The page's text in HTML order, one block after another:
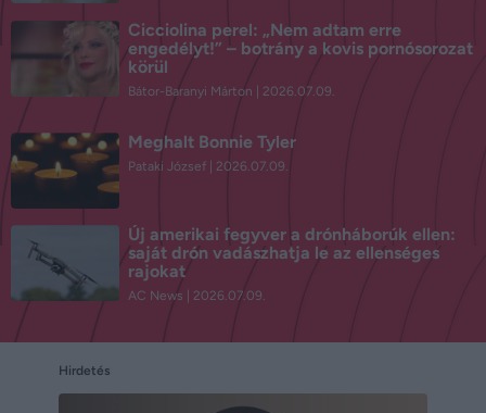
Cicciolina perel: „Nem adtam erre
engedélyt!” – botrány a kovis pornósorozat
körül
Bátor-Baranyi Márton 2026.07.09.
Meghalt Bonnie Tyler
Pataki József 2026.07.09.
Új amerikai fegyver a drónháborúk ellen:
saját drón vadászhatja le az ellenséges
rajokat
AC News 2026.07.09.
Hirdetés